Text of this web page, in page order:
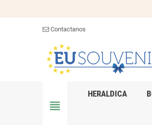
Contactanos
view_headline
HERALDICA